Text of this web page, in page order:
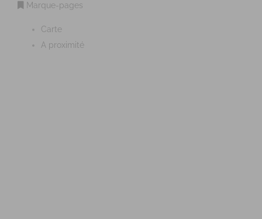
Marque-pages
Carte
A proximité